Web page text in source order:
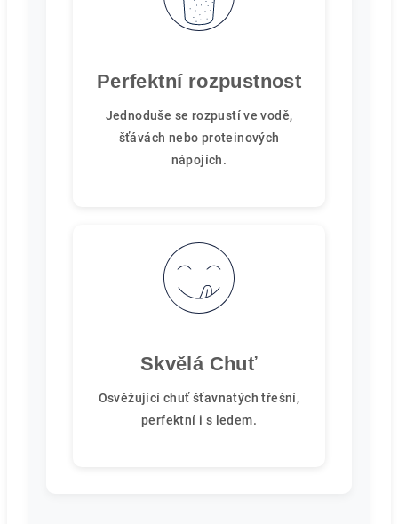
Perfektní rozpustnost
Jednoduše se rozpustí ve vodě,
šťávách nebo proteinových
nápojích.
Skvělá Chuť
Osvěžující chuť šťavnatých třešní,
perfektní i s ledem.